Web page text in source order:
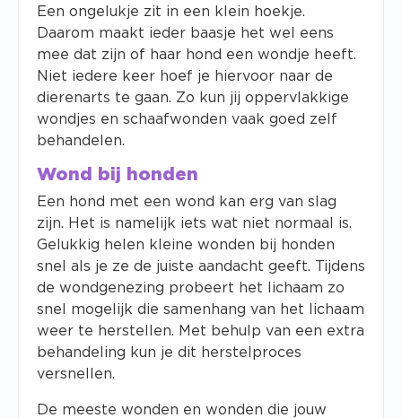
Een ongelukje zit in een klein hoekje.
Daarom maakt ieder baasje het wel eens
mee dat zijn of haar hond een wondje heeft.
Niet iedere keer hoef je hiervoor naar de
dierenarts te gaan. Zo kun jij oppervlakkige
wondjes en schaafwonden vaak goed zelf
behandelen.
Wond bij honden
Een hond met een wond kan erg van slag
zijn. Het is namelijk iets wat niet normaal is.
Gelukkig helen kleine wonden bij honden
snel als je ze de juiste aandacht geeft. Tijdens
de wondgenezing probeert het lichaam zo
snel mogelijk die samenhang van het lichaam
weer te herstellen. Met behulp van een extra
behandeling kun je dit herstelproces
versnellen.
De meeste wonden en wonden die jouw